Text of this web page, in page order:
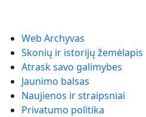
Web Archyvas
Skonių ir istorijų žemėlapis
Atrask savo galimybes
Jaunimo balsas
Naujienos ir straipsniai
Privatumo politika